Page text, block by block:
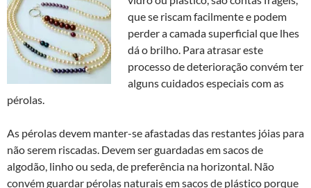
que se riscam facilmente e podem
perder a camada superficial que lhes
dá o brilho. Para atrasar este
processo de deterioração convém ter
alguns cuidados especiais com as
pérolas.
As pérolas devem manter-se afastadas das restantes jóias para
não serem riscadas. Devem ser guardadas em sacos de
algodão, linho ou seda, de preferência na horizontal. Não
convém guardar pérolas naturais em sacos de plástico porque